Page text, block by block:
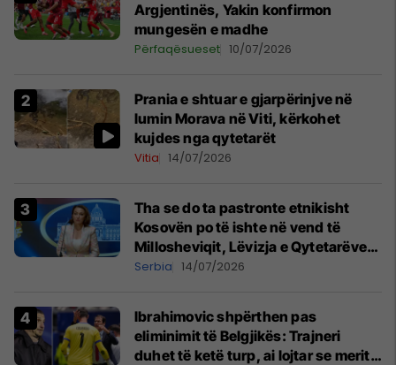
Argjentinës, Yakin konfirmon
mungesën e madhe
Përfaqësueset 10/07/2026
Prania e shtuar e gjarpërinjve në
lumin Morava në Viti, kërkohet
kujdes nga qytetarët
Vitia 14/07/2026
Tha se do ta pastronte etnikisht
Kosovën po të ishte në vend të
Millosheviqit, Lëvizja e Qytetarëve
të Lirë në Serbi kërkon shkarkimin e
Serbia 14/07/2026
Ibrahimovic shpërthen pas
eliminimit të Belgjikës: Trajneri
duhet të ketë turp, ai lojtar se meritoi